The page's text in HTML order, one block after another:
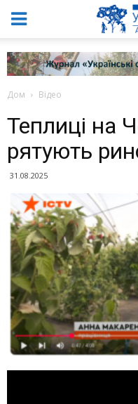
Дом Відео
Теплиці на
рятують
31.08.2025